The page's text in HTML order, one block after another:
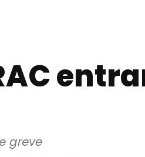
greve